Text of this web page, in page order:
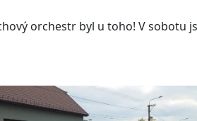
orchestr byl u toho! V sobotu